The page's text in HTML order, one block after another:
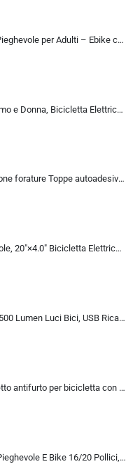
Miyazaki Bicicletta Elettrica Pieghevole per Adulti – Ebike con Motore Brushless – Batteria Rimovibile 48V 14Ah – Bicicletta
TIGUOWISH Bici Elettrica Uomo e Donna, Bicicletta Elettrica 29 Pollici con Motore Posteriore 250W, Autonomia fino a 90 km,…
VeloChampion Kit di Riparazione forature Toppe autoadesive per Pneumatici da Bici per Strada, MTB, BMX, ebike | per forature
VARUN Bici Elettrica Pieghevole, 20″×4.0″ Bicicletta Elettrica da 48V 13Ah Batteria Rimovibile, Autonomia di 60-120 km, Fat B
URAQT Luci Bicicletta LED, 9500 Lumen Luci Bici, USB Ricaricabile 12 LED Super Luminosa, IP65 Impermeabile 5+4 modalità, Luce
GRIFEMA GA1201-12 Lucchetto antifurto per bicicletta con chiave, lucchetto a catena per biciclette, moto, scooter, 120 cm, ne
HITWAY Bicicletta Elettrica, Pieghevole E Bike 16/20 Pollici, Motore 250W Velocità Massima 25km/h, Batteria Al Litio 36V 9…